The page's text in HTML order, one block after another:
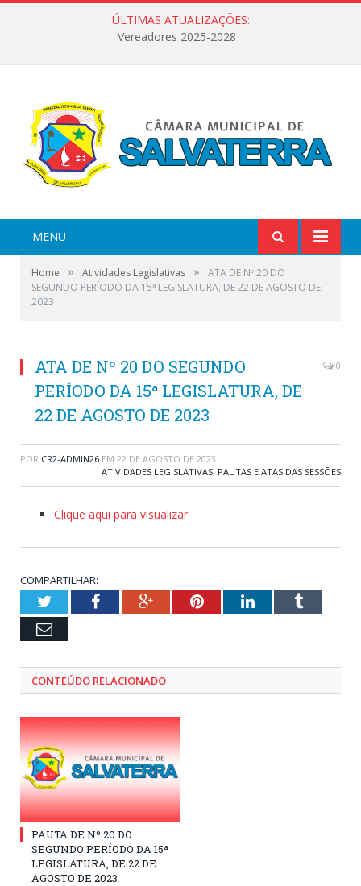
ÚLTIMAS ATUALIZAÇÕES:
Vereadores 2025-2028
MENU
Home » Atividades Legislativas »
ATA DE Nº 20 DO
SEGUNDO PERÍODO DA 15ª LEGISLATURA, DE 22 DE AGOSTO DE
2023
ATA DE Nº 20 DO SEGUNDO
PERÍODO DA 15ª LEGISLATURA, DE
22 DE AGOSTO DE 2023
0
POR CR2-ADMIN26 EM 22 DE AGOSTO DE 2023
ATIVIDADES LEGISLATIVAS, PAUTAS E ATAS DAS SESSÕES
Clique aqui para visualizar
COMPARTILHAR:
TwitterFacebookGoogle+PinterestLinkedInTumblr
Email
CONTEÚDO RELACIONADO
PAUTA DE Nº 20 DO
SEGUNDO PERÍODO DA 15ª
LEGISLATURA, DE 22 DE
AGOSTO DE 2023